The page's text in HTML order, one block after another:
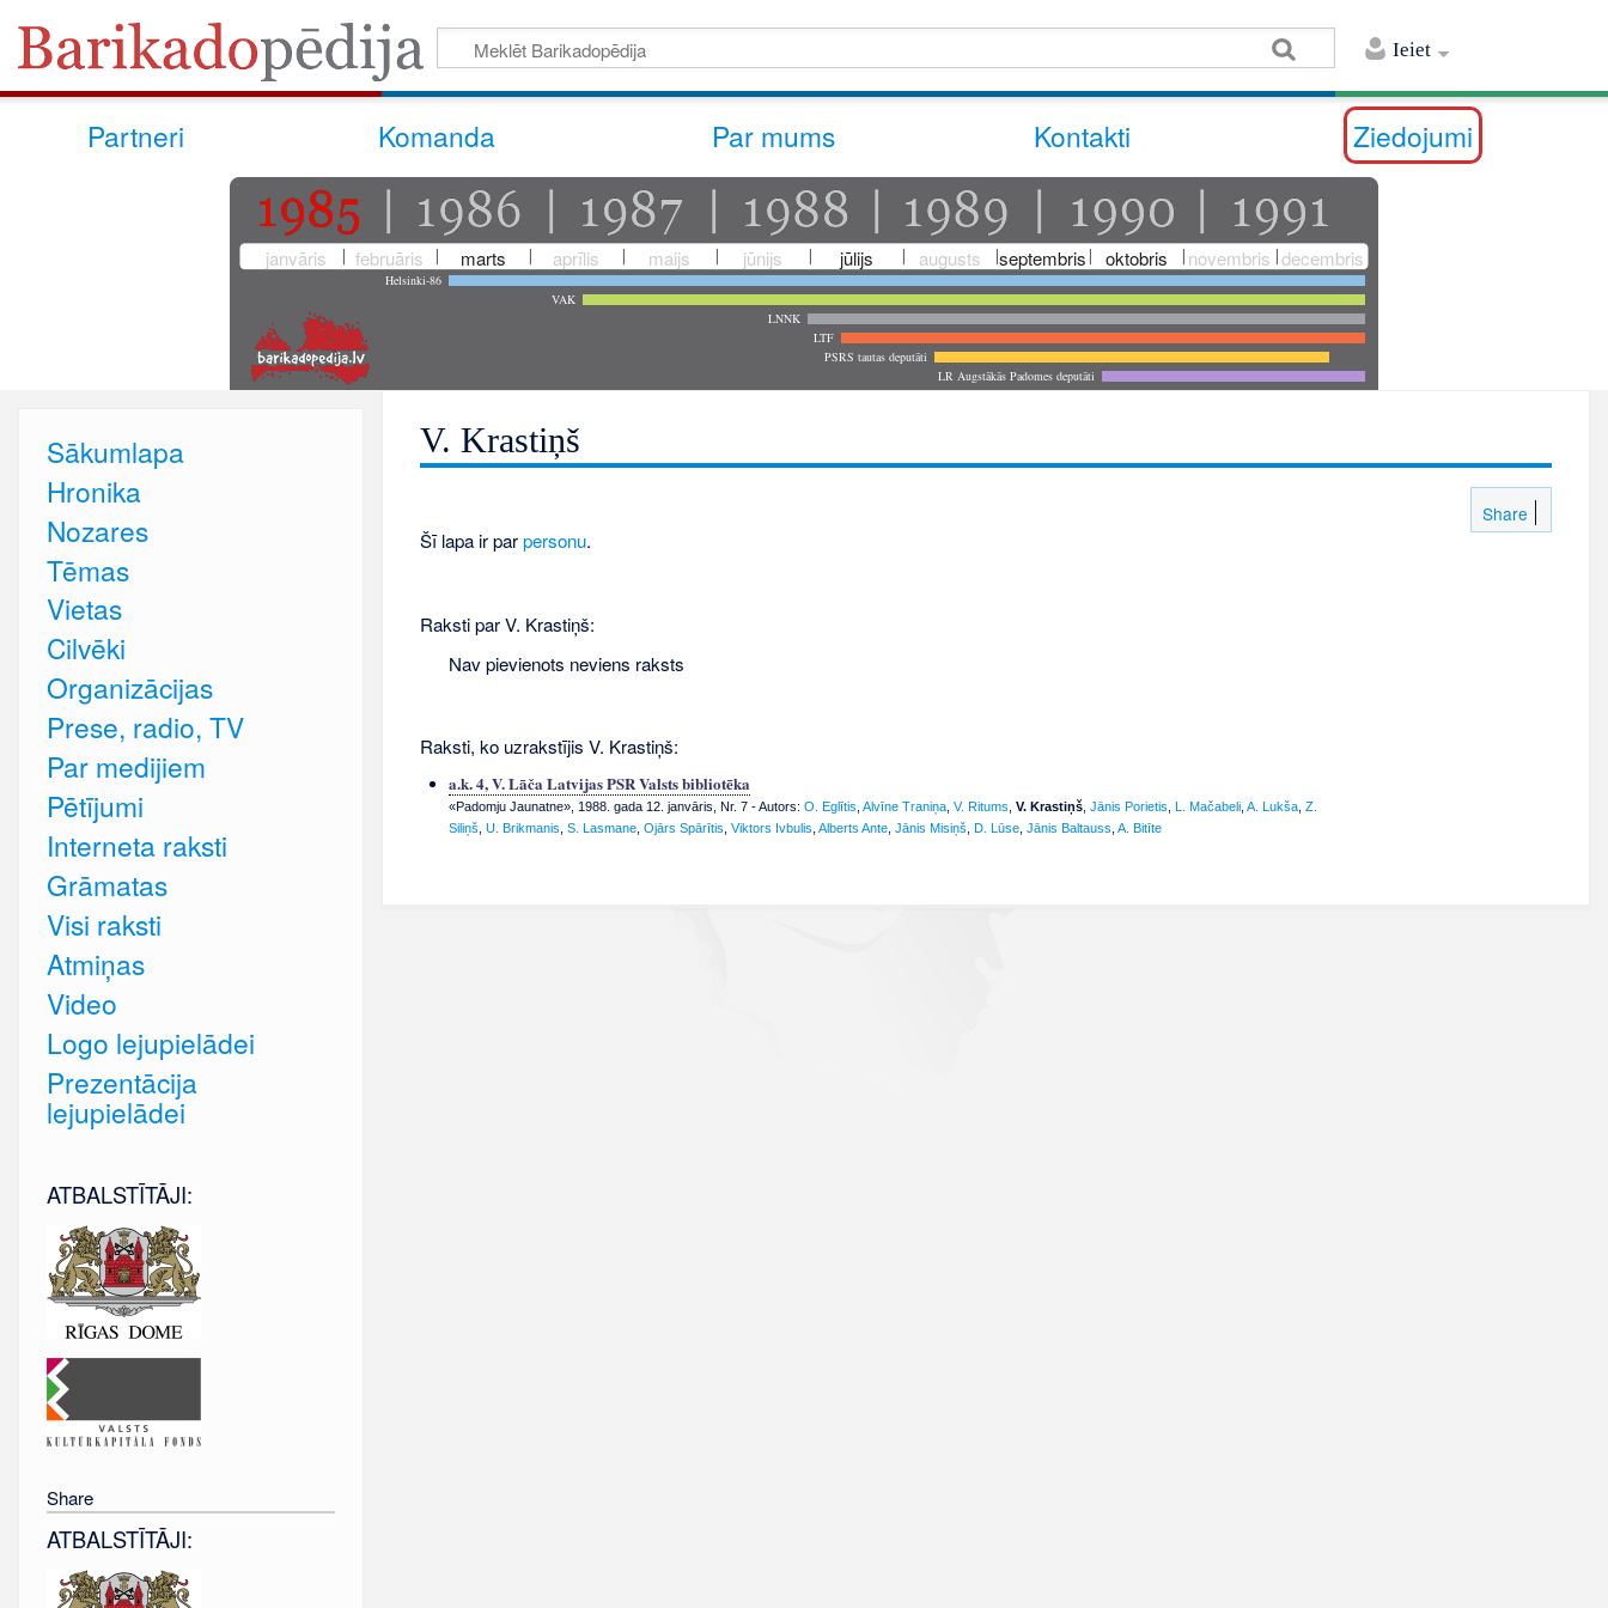
Ieiet
Partneri Komanda Par mums Kontakti Ziedojumi
janvāris februāris marts aprīlis maijs jūnijs jūlijs augusts septembris oktobris novembris decembris
Helsinki-86
VAK
LNNK
LTF
PSRS tautas deputāti
LR Augstākās Padomes deputāti
V. Krastiņš
Share
Šī lapa ir parpersonu.
Raksti par V. Krastiņš:
Nav pievienots neviens raksts
Raksti, ko uzrakstījis V. Krastiņš:
a.k. 4, V. Lāča Latvijas PSR Valsts bibliotēka
«Padomju Jaunatne», 1988. gada 12. janvāris, Nr. 7- Autors: O. Eglītis Alvīne Traniņa, V. Ritums V. Krastiņš, Jānis Porietis L. Mačabeli, A. Lukša, Z.
Siliņš U. Brikmanis S. Lasmane, Ojārs Spārītis Viktors Ivbulis Alberts Ante, Jānis Misiņš D. Lūse, Jānis Baltauss A. Bitīte
Sākumlapa
Hronika
Nozares
Tēmas
Vietas
Cilvēki
Organizācijas
Prese, radio, TV
Par medijiem
Pētījumi
Interneta raksti
Grāmatas
Visi raksti
Atmiņas
Video
Logo lejupielādei
Prezentācija
lejupielādei
ATBALSTĪTĀJI:
Share
ATBALSTĪTĀJI: